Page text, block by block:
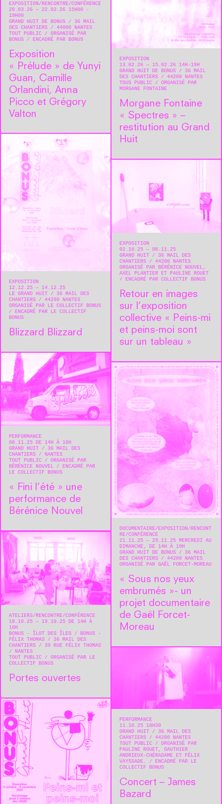
EXPOSITION
RENCONTRE/CONFÉRENCE
20.03.26 — 22.02.26 15H00 -
19H00
GRAND HUIT DE BONUS
36 MAIL
DES CHANTIERS
44000 NANTES
TOUT PUBLIC
ORGANISÉ PAR
BONUS
ENCADRÉ PAR BONUS
Exposition
« Prélude » de Yunyi
Guan, Camille
Orlandini, Anna
Picco et Grégory
Valton
EXPOSITION
13.02.26 — 15.02.26 14H-19H
GRAND HUIT DE BONUS
36 MAIL
DES CHANTIERS
44200 NANTES
TOUS PUBLIC
ORGANISÉ PAR
MORGANE FONTAINE
Morgane Fontaine
« Spectres » –
restitution au Grand
Huit
EXPOSITION
12.12.25 — 14.12.25
LE GRAND HUIT
36 MAIL DES
CHANTIERS
44200 NANTES
ORGANISÉ PAR LE COLLECTIF BONUS
ENCADRÉ PAR LE COLLECTIF
BONUS
Blizzard Blizzard
EXPOSITION
02.10.25 — 08.11.25
GRAND HUIT
36 MAIL DES
CHANTIERS
44200 NANTES
ORGANISÉ PAR BÉRÉNICE NOUVEL,
AXEL PLANTIER ET PAULINE ROUET
ENCADRÉ PAR COLLECTIF BONUS
Retour en images
sur l’exposition
collective « Peins-mi
et peins-moi sont
sur un tableau »
PERFORMANCE
08.11.25 DE 14H À 18H
GRAND HUIT
36 MAIL DES
CHANTIERS
NANTES
TOUT PUBLIC
ORGANISÉ PAR
BÉRÉNICE NOUVEL
ENCADRÉ PAR
LE COLLECTIF BONUS
« Fini l’été » une
performance de
Bérénice Nouvel
DOCUMENTAIRE EXPOSITION
RENCONT
RE/CONFÉRENCE
21.11.25 — 29.11.25 MERCREDI AU
DIMANCHE, DE 14H À 19H
GRAND HUIT DE BONUS
36 MAIL
DES CHANTIERS
44200 NANTES
ORGANISÉ PAR GAËL FORCET-MOREAU
« Sous nos yeux
embrumés »- un
projet documentaire
de Gaël Forcet-
Moreau
ATELIERS RENCONTRE/CONFÉRENCE
18.10.25 — 19.10.25 DE 14H À
18H
BONUS - ÎLOT DES ÎLES / BONUS -
FÉLIX THOMAS
36 MAIL DES
CHANTIERS / 39 RUE FÉLIX THOMAS
NANTES
TOUT PUBLIC
ORGANISÉ PAR LE
COLLECTIF BONUS
Portes ouvertes
PERFORMANCE
11.10.25 18H30
GRAND HUIT
36 MAIL DES
CHANTIERS
44200 NANTES
TOUT PUBLIC
ORGANISÉ PAR
PAULINE ROUET, GAUTHIER
ANDRIEUX-CHÉRADAME ET FÉLIX
VAYSSADE.
ENCADRÉ PAR LE
COLLECTIF BONUS
Concert – James
Bazard